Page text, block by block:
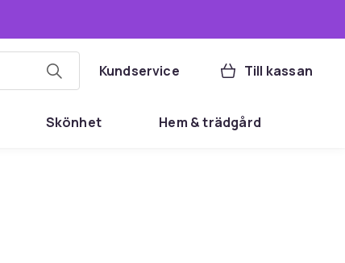
Kundservice Till kassan
Skönhet Hem & trädgård